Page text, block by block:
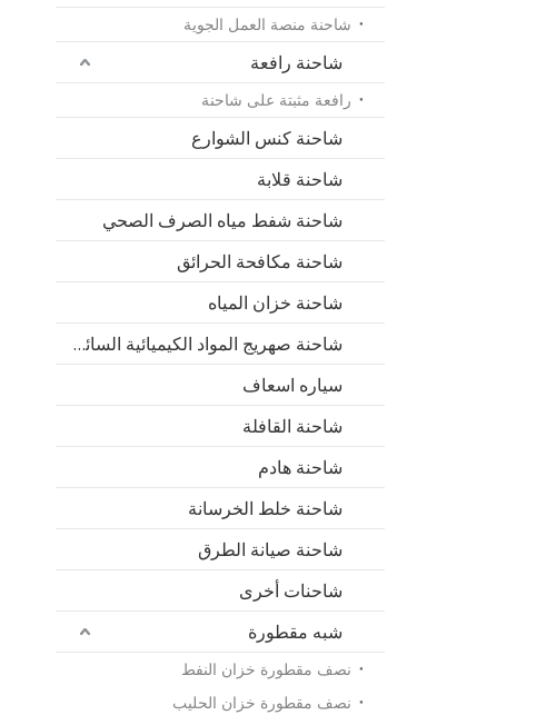
شاحنة منصة العمل الجوية
شاحنة رافعة
رافعة مثبتة على شاحنة
شاحنة كنس الشوارع
شاحنة قلابة
شاحنة شفط مياه الصرف الصحي
شاحنة مكافحة الحرائق
شاحنة خزان المياه
شاحنة صهريج المواد الكيميائية السائلة
سياره اسعاف
شاحنة القافلة
شاحنة هادم
شاحنة خلط الخرسانة
شاحنة صيانة الطرق
شاحنات أخرى
شبه مقطورة
نصف مقطورة خزان النفط
نصف مقطورة خزان الحليب